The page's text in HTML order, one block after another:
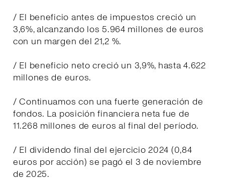
/ El beneficio antes de impuestos creció un
3,6%, alcanzando los 5.964 millones de euros
con un margen del 21,2 %.
/ El beneficio neto creció un 3,9%, hasta 4.622
millones de euros.
/ Continuamos con una fuerte generación de
fondos. La posición financiera neta fue de
11.268 millones de euros al final del período.
/ El dividendo final del ejercicio 2024 (0,84
euros por acción) se pagó el 3 de noviembre
de 2025.